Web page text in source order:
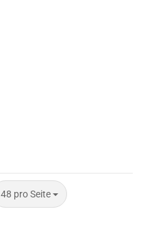
48 pro Seite
pro Seite